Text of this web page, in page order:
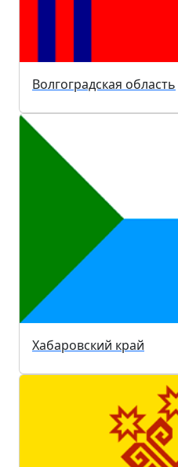
Волгоградская область
Хабаровский край